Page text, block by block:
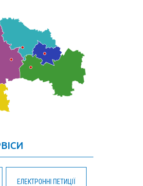
ЕЛЕКТРОННІ ПЕТИЦІЇ